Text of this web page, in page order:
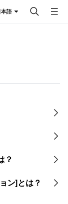
本語
？
ン]とは？